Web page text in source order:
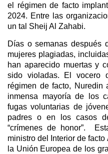
el régimen de facto
2024. Entre las
un tal Sheij Al Zahabi.
Días o semanas después
mujeres plagiadas,
han aparecido muertas y
sido violadas. El vocero
régimen de facto,
inmensa mayoría de los
fugas voluntarias de
padres o en los casos
“crímenes de honor”.
ministro del Interior de
la Unión Europea de los